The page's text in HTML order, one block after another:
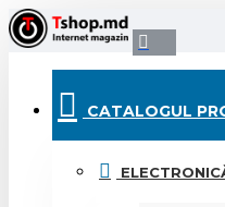
CATALOGUL